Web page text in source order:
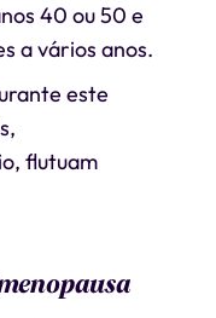
40 ou 50 e
a vários anos.
este
flutuam